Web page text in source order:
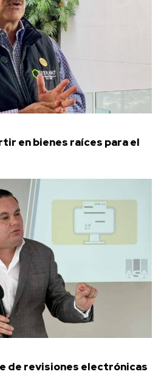
en bienes raíces para el
de revisiones electrónicas